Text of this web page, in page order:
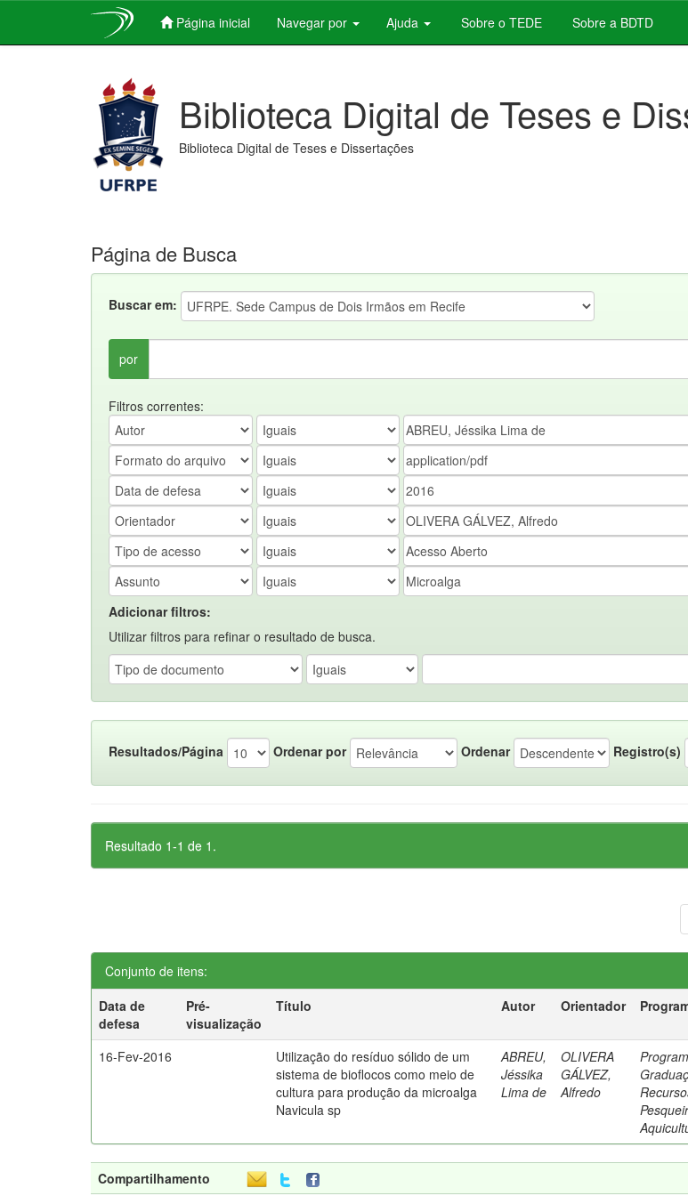
Página inicial Navegar por Ajuda Sobre o TEDE Sobre a BDTD
Biblioteca Digital de Teses e
Biblioteca Digital de Teses e Dissertações
Página de Busca
Buscar em:
por
Filtros correntes:
Adicionar filtros:
Utilizar filtros para refinar o resultado de busca.
Resultados/Página Ordenar por Ordenar Registro(s)
Resultado 1-1 de 1.
Conjunto de itens:
Data de
defesa
Pré-
visualização
Título Autor Orientador
16-Fev-2016
Utilização do resíduo sólido de um
sistema de bioflocos como meio de
cultura para produção da microalga
Navicula sp
ABREU,
Jéssika
Lima de
OLIVERA
GÁLVEZ,
Alfredo
Compartilhamento